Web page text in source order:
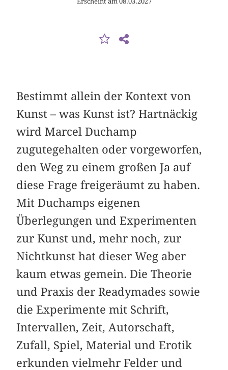
Bestimmt allein der Kontext von
Kunst – was Kunst ist? Hartnäckig
wird Marcel Duchamp
zugutegehalten oder vorgeworfen,
den Weg zu einem großen Ja auf
diese Frage freigeräumt zu haben.
Mit Duchamps eigenen
Überlegungen und Experimenten
zur Kunst und, mehr noch, zur
Nichtkunst hat dieser Weg aber
kaum etwas gemein. Die Theorie
und Praxis der Readymades sowie
die Experimente mit Schrift,
Intervallen, Zeit, Autorschaft,
Zufall, Spiel, Material und Erotik
erkunden vielmehr Felder und